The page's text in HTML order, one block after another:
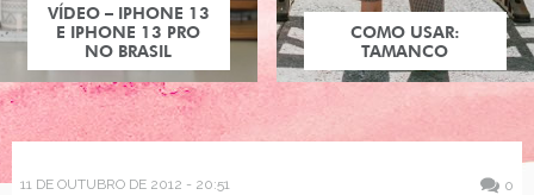
VÍDEO – IPHONE 13
E IPHONE 13 PRO
NO BRASIL
COMO USAR:
TAMANCO
11 DE OUTUBRO DE 2012 - 20:51 0